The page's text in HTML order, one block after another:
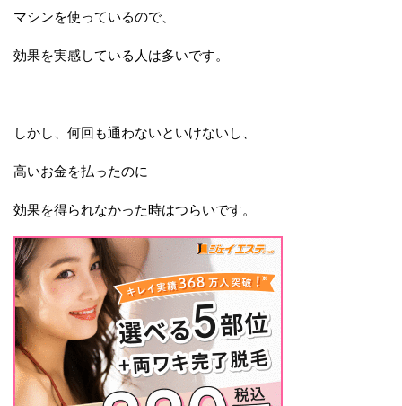
マシンを使っているので、
効果を実感している人は多いです。
しかし、何回も通わないといけないし、
高いお金を払ったのに
効果を得られなかった時はつらいです。